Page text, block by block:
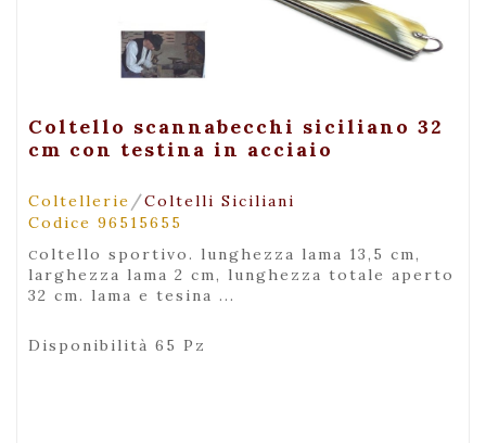
+ Visualizza
Coltello scannabecchi siciliano 32
cm con testina in acciaio
Coltellerie /Coltelli Siciliani
Codice 96515655
coltello sportivo. lunghezza lama 13,5 cm,
larghezza lama 2 cm, lunghezza totale aperto
32 cm. lama e tesina ...
Disponibilità 65 Pz